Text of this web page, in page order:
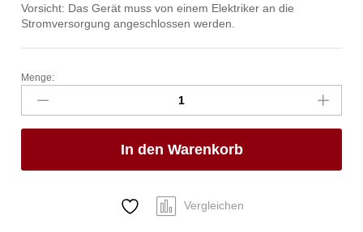
Vorsicht: Das Gerät muss von einem Elektriker an die
Stromversorgung angeschlossen werden.
4-
flammiger
Induktionsherd,
HENDI,
800x720x(H)854mm
Menge:
In den Warenkorb
Vergleichen